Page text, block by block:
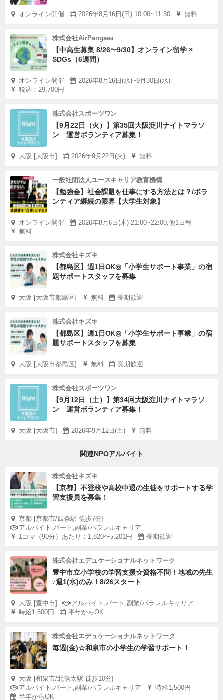
オンライン開催 2026年8月16日(日) 10:00~11:30 無料
株式会社AirPangaea
【中高生募集 8/26〜9/30】オンライン留学 ×
SDGs（6週間）
オンライン開催
2026年8月26日(水)~9月30日(水)
税込：29,700円
株式会社スポーツワン
【9月22日（火）】第35回大阪淀川ナイトマラソ
ン 運営ボランティア募集！
大阪 [大阪市] 2026年9月22日(火) 無料
一般社団法人ユースキャリア教育機構
【勉強会】社会課題を仕事にする方法とは？/ボラ
ンティア継続の限界【大学生対象】
オンライン開催
2026年8月6日(木) 21:00~22:00,他1日程
無料
株式会社キズキ
【都島区】週1日OK◎「小学生サポート事業」の宿
題サポートスタッフを募集
大阪 [大阪市都島区] 無料 長期歓迎
株式会社キズキ
【都島区】週1日OK◎「小学生サポート事業」の宿
題サポートスタッフを募集
大阪 [大阪市都島区] 無料 長期歓迎
株式会社スポーツワン
【9月12日（土）】第34回大阪淀川ナイトマラソ
ン 運営ボランティア募集！
大阪 [大阪市] 2026年9月12日(土) 無料
関連NPOアルバイト
株式会社キズキ
【京都】不登校や高校中退の生徒をサポートする学
習支援員を募集！
京都 [京都市/四条駅 徒歩7分]
アルバイト,パート,副業/パラレルキャリア
1コマ（90分）あたり：1,820〜5,201円
長期歓迎
株式会社エデュケーショナルネットワーク
豊中市立小学校の学習支援☆資格不問！地域の先生
♪週1(水)のみ！8/26スタート
大阪 [豊中市]
アルバイト,パート,副業/パラレルキャリア
時給1,600円
半年からOK
株式会社エデュケーショナルネットワーク
毎週(金)☆和泉市の小学生の学習サポート！
大阪 [和泉市/北信太駅 徒歩10分]
アルバイト,パート,副業/パラレルキャリア
時給1,500円
半年からOK